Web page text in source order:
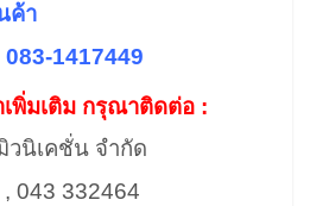
ค้า
1417449
พิ่มเติม กรุณาติดต่อ :
นิเคชั่น จำกัด
043 332464